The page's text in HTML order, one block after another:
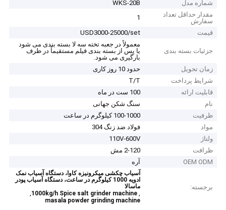
شماره مدل
WKS-20B
مقدار حداقل تعداد
سفارش
1
قیمت
USD3000-25000/set
جزئیات بسته بندی
معمولاً در جعبه تخته سه لا بسته بندی می شود
یا پس از بسته بندی فیلم مستقیماً در ظرف
بارگیری می شود.
زمان تحویل
حدود 10 روز کاری
شرایط پرداخت
T/T
قابلیت ارائه
100 ست در ماه
نام
سنگ شکن جهانی
ظرفیت
100-1000 کیلوگرم در ساعت
مواد
فولاد ضد زنگ 304
ولتاژ
110V-600V
ظرافت
2-120 مش
OEM ODM
آره
برجسته:
آسیاب چکشی میکرونیزه کاوا، دستگاه آسیاب نمک
ادویه 1000 کیلوگرم در ساعت، دستگاه آسیاب پودر
ماسالا
,
1000kg/h Spice salt grinder machine
,
masala powder grinding machine